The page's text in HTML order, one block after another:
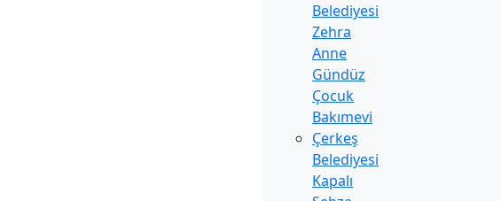
Belediyesi
Zehra
Anne
Gündüz
Çocuk
Bakımevi
Çerkeş
Belediyesi
Kapalı